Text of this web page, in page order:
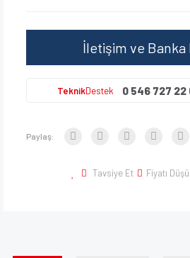
İletişim ve
TeknikDestek 0 546 727 22
Paylaş:
Tavsiye Et Fiyatı